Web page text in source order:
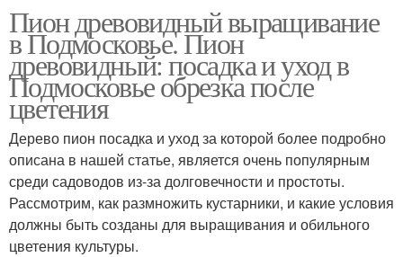
Пион древовидный выращивание
в Подмосковье. Пион
древовидный: посадка и уход в
Подмосковье обрезка после
цветения
Дерево пион посадка и уход за которой более подробно
описана в нашей статье, является очень популярным
среди садоводов из-за долговечности и простоты.
Рассмотрим, как размножить кустарники, и какие условия
должны быть созданы для выращивания и обильного
цветения культуры.